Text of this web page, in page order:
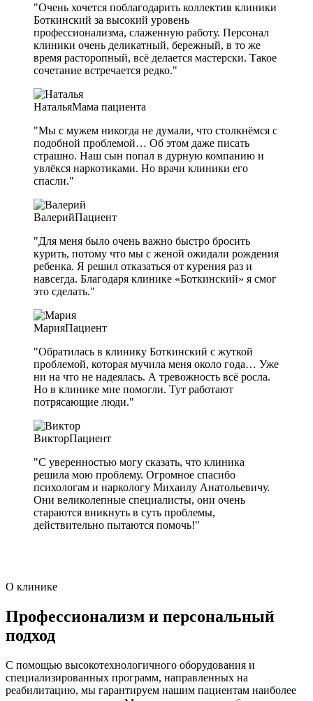
"Очень хочется поблагодарить коллектив клиники
Боткинский за высокий уровень
профессионализма, слаженную работу. Персонал
клиники очень деликатный, бережный, в то же
время расторопный, всё делается мастерски. Такое
сочетание встречается редко."
НатальяМама пациента
"Мы с мужем никогда не думали, что столкнёмся с
подобной проблемой… Об этом даже писать
страшно. Наш сын попал в дурную компанию и
увлёкся наркотиками. Но врачи клиники его
спасли."
ВалерийПациент
"Для меня было очень важно быстро бросить
курить, потому что мы с женой ожидали рождения
ребенка. Я решил отказаться от курения раз и
навсегда. Благодаря клинике «Боткинский» я смог
это сделать."
МарияПациент
"Обратилась в клинику Боткинский с жуткой
проблемой, которая мучила меня около года… Уже
ни на что не надеялась. А тревожность всё росла.
Но в клинике мне помогли. Тут работают
потрясающие люди."
ВикторПациент
"С уверенностью могу сказать, что клиника
решила мою проблему. Огромное спасибо
психологам и наркологу Михаилу Анатольевичу.
Они великолепные специалисты, они очень
стараются вникнуть в суть проблемы,
действительно пытаются помочь!"
О клинике
Профессионализм и персональный
подход
С помощью высокотехнологичного оборудования и
специализированных программ, направленных на
реабилитацию, мы гарантируем нашим пациентам наиболее